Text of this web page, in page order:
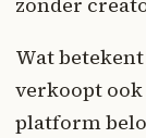
Wat
verkoopt ook
platform